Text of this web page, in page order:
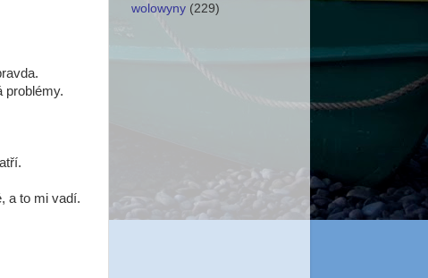
problémy.
a to mi vadí.
wolowyny (229)